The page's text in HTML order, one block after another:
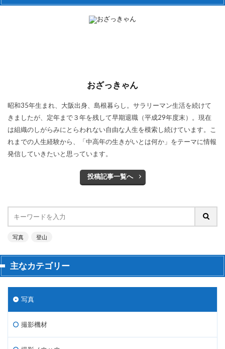
おざっきゃん
昭和35年生まれ、大阪出身、島根暮らし。サラリーマン生活を続けて
きましたが、定年まで３年を残して早期退職（平成29年度末）。現在
は組織のしがらみにとらわれない自由な人生を模索し続けています。こ
れまでの人生経験から、「中高年の生きがいとは何か」をテーマに情報
発信していきたいと思っています。
投稿記事一覧へ
写真 登山
主なカテゴリー
写真
撮影機材